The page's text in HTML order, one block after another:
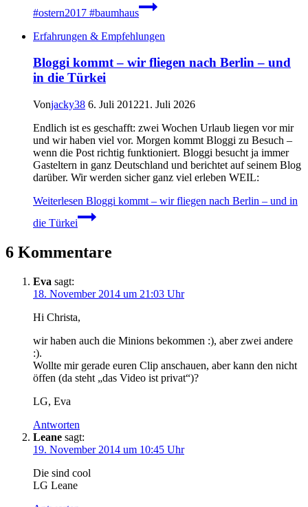
#ostern2017 #baumhaus
Erfahrungen & Empfehlungen
Bloggi kommt – wir fliegen nach Berlin – und
in die Türkei
Vonjacky38 6. Juli 201221. Juli 2026
Endlich ist es geschafft: zwei Wochen Urlaub liegen vor mir
und wir haben viel vor. Morgen kommt Bloggi zu Besuch –
wenn die Post richtig funktioniert. Bloggi besucht ja immer
Gasteltern in ganz Deutschland und berichtet auf seinem Blog
darüber. Wir werden sicher ganz viel erleben WEIL:
Weiterlesen Bloggi kommt – wir fliegen nach Berlin – und in
die Türkei
6 Kommentare
Eva sagt:
18. November 2014 um 21:03 Uhr
Hi Christa,
wir haben auch die Minions bekommen :), aber zwei andere
:).
Wollte mir gerade euren Clip anschauen, aber kann den nicht
öffen (da steht „das Video ist privat“)?
LG, Eva
Antworten
Leane sagt:
19. November 2014 um 10:45 Uhr
Die sind cool
LG Leane